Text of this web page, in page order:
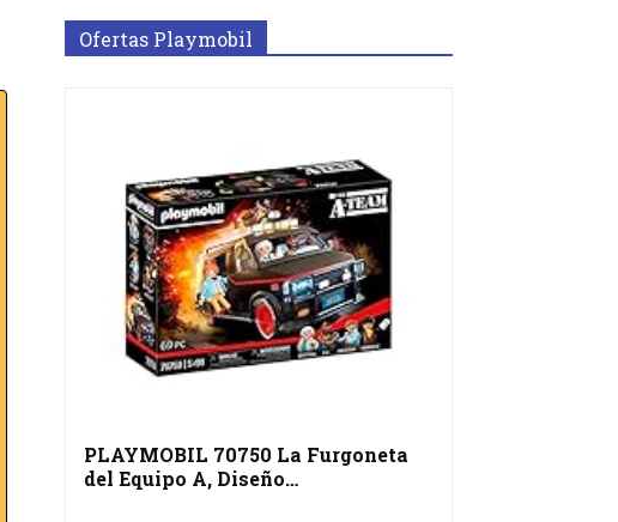
Ofertas Playmobil
PLAYMOBIL 70750 La Furgoneta
del Equipo A, Diseño…